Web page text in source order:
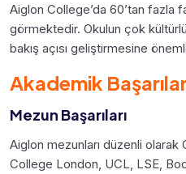
Aiglon College’da 60’tan fazla
görmektedir. Okulun çok
bakış açısı geliştirmesine
Akademik Başarılar
Mezun Başarıları
Aiglon mezunları düzenli
College London, UCL, LSE,